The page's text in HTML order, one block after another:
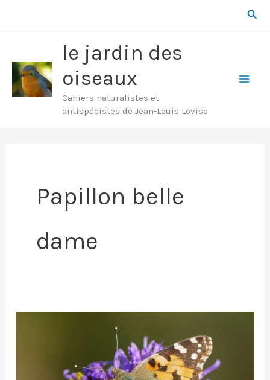
au
le jardin des
oiseaux
Cahiers naturalistes et
antispécistes de Jean-Louis Lovisa
Papillon belle
dame